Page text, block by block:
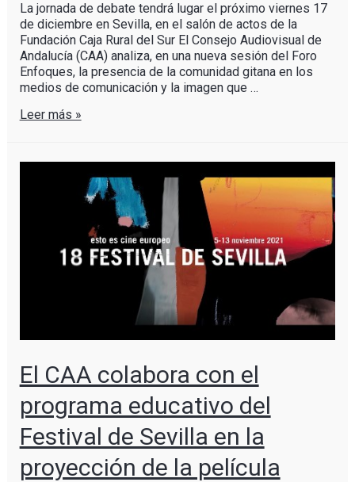
La jornada de debate tendrá lugar el próximo viernes 17
de diciembre en Sevilla, en el salón de actos de la
Fundación Caja Rural del Sur El Consejo Audiovisual de
Andalucía (CAA) analiza, en una nueva sesión del Foro
Enfoques, la presencia de la comunidad gitana en los
medios de comunicación y la imagen que …
Leer más »
El CAA colabora con el
programa educativo del
Festival de Sevilla en la
proyección de la película